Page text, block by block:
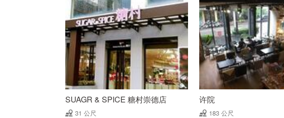
SUAGR & SPICE 糖村崇德店
31 公尺
许院
183 公尺